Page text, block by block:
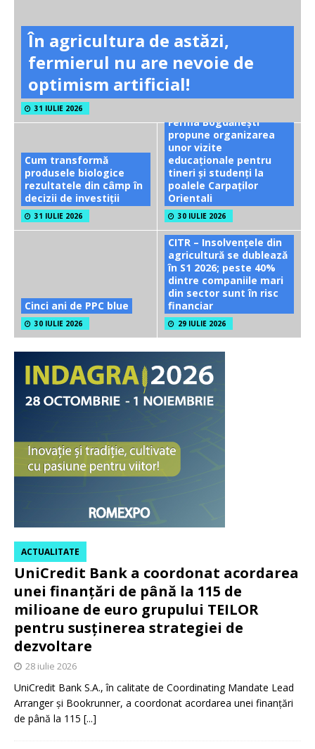
În agricultura de astăzi,
fermierul nu are nevoie de
optimism artificial!
31 IULIE 2026
Cum transformă
produsele biologice
rezultatele din câmp în
decizii de investiții
31 IULIE 2026
Ferma Bogdănești
propune organizarea
unor vizite
educaționale pentru
tineri și studenți la
poalele Carpaților
Orientali
30 IULIE 2026
Cinci ani de PPC blue
30 IULIE 2026
CITR – Insolvențele din
agricultură se dublează
în S1 2026; peste 40%
dintre companiile mari
din sector sunt în risc
financiar
29 IULIE 2026
UniCredit Bank a coordonat acordarea
unei finanțări de până la 115 de
milioane de euro grupului TEILOR
pentru susținerea strategiei de
dezvoltare
ACTUALITATE
28 iulie 2026
UniCredit Bank S.A., în calitate de Coordinating Mandate Lead
Arranger și Bookrunner, a coordonat acordarea unei finanțări
de până la 115 [...]